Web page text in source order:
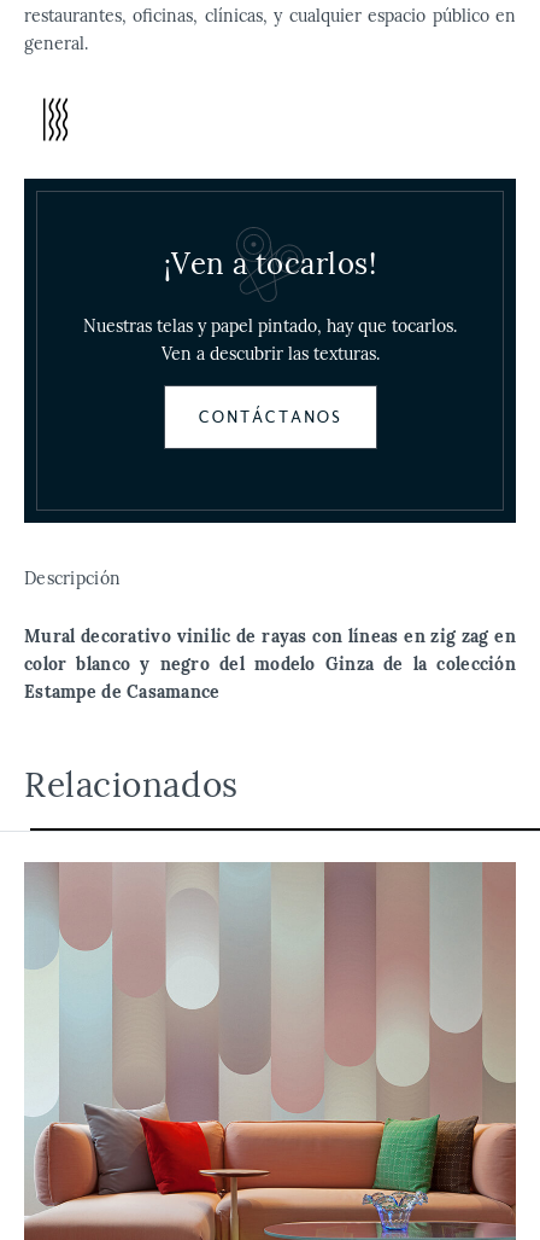
restaurantes, oficinas, clínicas, y cualquier espacio público en
general.
¡Ven a tocarlos!
Nuestras telas y papel pintado, hay que tocarlos.
Ven a descubrir las texturas.
CONTÁCTANOS
Descripción
Mural decorativo vinilic de rayas con líneas en zig zag en
color blanco y negro del modelo Ginza de la colección
Estampe de Casamance
Relacionados